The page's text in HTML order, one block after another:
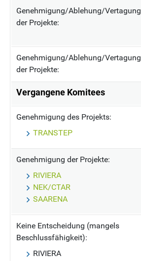
Genehmigung/Ablehung/Vertagung
der Projekte:
Genehmigung/Ablehung/Vertagung
der Projekte:
Vergangene Komitees
Genehmigung des Projekts:
TRANSTEP
Genehmigung der Projekte:
RIVIERA
NEK/CTAR
SAARENA
Keine Entscheidung (mangels
Beschlussfähigkeit):
RIVIERA